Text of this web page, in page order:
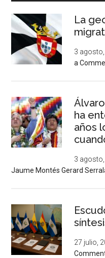
La
3
a
ha
años
3
Jaume Montés Gerard
27 julio,